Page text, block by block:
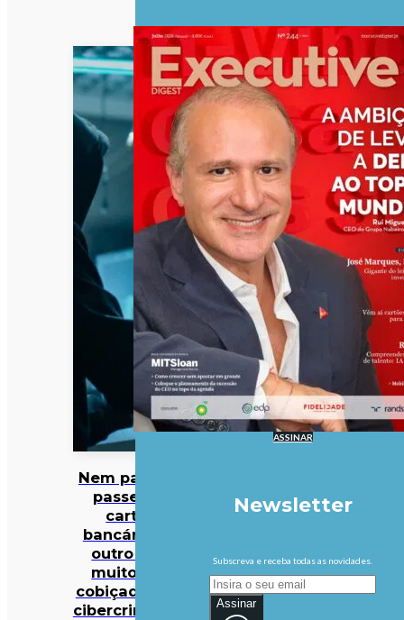
Nem palavras-
passe nem
cartões
bancários: há
outro dado
muito mais
cobiçado pelos
cibercriminosos
ASSINAR
Newsletter
Subscreva e receba todas as novidades.
Assinar